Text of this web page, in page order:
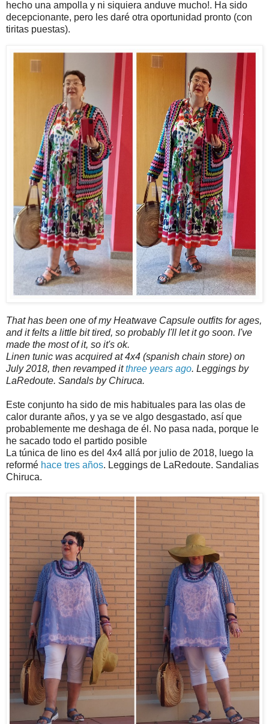
hecho una ampolla y ni siquiera anduve mucho!. Ha sido
decepcionante, pero les daré otra oportunidad pronto (con
tiritas puestas).
That has been one of my Heatwave Capsule outfits for ages,
and it felts a little bit tired, so probably I'll let it go soon. I've
made the most of it, so it's ok.
Linen tunic was acquired at 4x4 (spanish chain store) on
July 2018, then revamped itthree years ago. Leggings by
LaRedoute. Sandals by Chiruca.
Este conjunto ha sido de mis habituales para las olas de
calor durante años, y ya se ve algo desgastado, así que
probablemente me deshaga de él. No pasa nada, porque le
he sacado todo el partido posible
La túnica de lino es del 4x4 allá por julio de 2018, luego la
reformé hace tres años. Leggings de LaRedoute. Sandalias
Chiruca.